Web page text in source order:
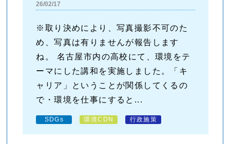
26/02/17
※取り決めにより、写真撮影不可のた
め、写真は有りませんが報告します
ね。 名古屋市内の高校にて、環境をテ
ーマにした講和を実施しました。「キ
ャリア」ということが関係してくるの
で・環境を仕事にすると...
SDGs 環境CDN 行政施策